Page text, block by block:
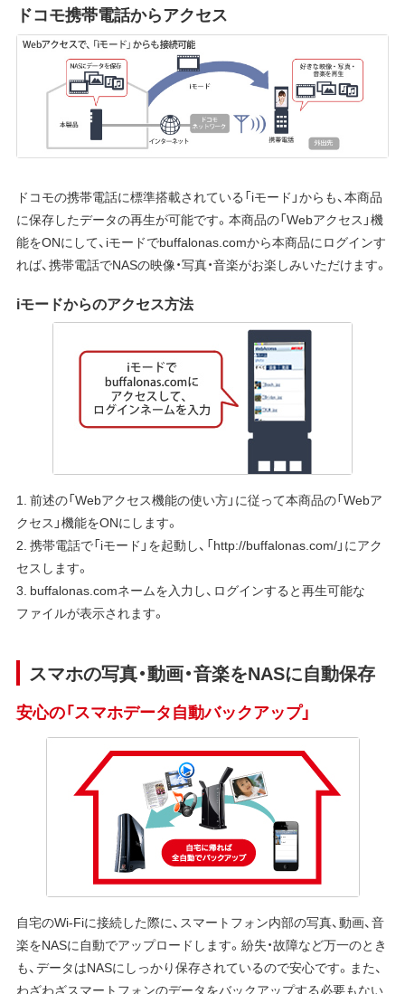
ドコモ携帯電話からアクセス
ドコモの携帯電話に標準搭載されている「iモード」からも、本商品
に保存したデータの再生が可能です。本商品の「Webアクセス」機
能をONにして、iモードでbuffalonas.comから本商品にログインす
れば、携帯電話でNASの映像・写真・音楽がお楽しみいただけます。
iモードからのアクセス方法
1. 前述の「Webアクセス機能の使い方」に従って本商品の「Webア
クセス」機能をONにします。
2. 携帯電話で「iモード」を起動し、「http://buffalonas.com/」にアク
セスします。
3. buffalonas.comネームを入力し、ログインすると再生可能な
ファイルが表示されます。
スマホの写真・動画・音楽をNASに自動保存
安心の「スマホデータ自動バックアップ」
自宅のWi-Fiに接続した際に、スマートフォン内部の写真、動画、音
楽をNASに自動でアップロードします。紛失・故障など万一のとき
も、データはNASにしっかり保存されているので安心です。また、
わざわざスマートフォンのデータをバックアップする必要もない